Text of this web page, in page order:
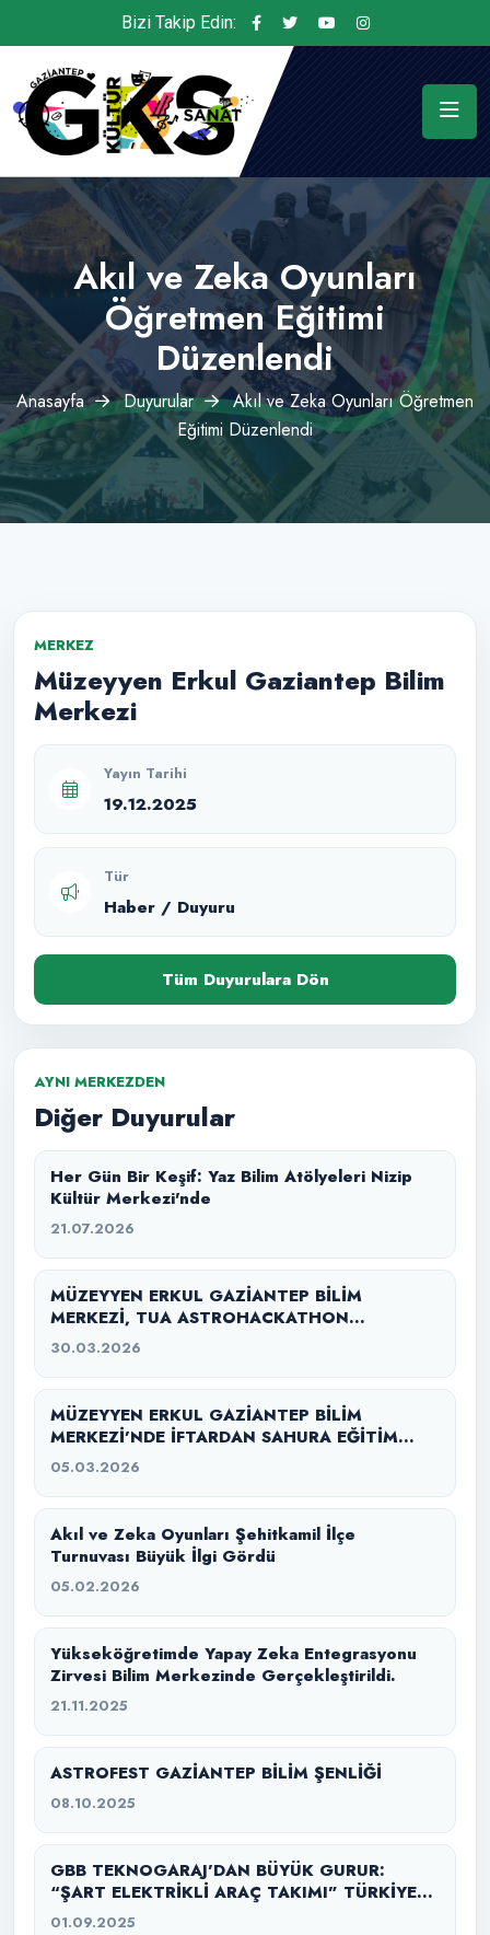
Bizi Takip Edin:
Akıl ve Zeka Oyunları
Öğretmen Eğitimi
Düzenlendi
Anasayfa Duyurular
Akıl ve Zeka Oyunları Öğretmen
Eğitimi Düzenlendi
MERKEZ
Müzeyyen Erkul Gaziantep Bilim
Merkezi
Yayın Tarihi
19.12.2025
Tür
Haber / Duyuru
Tüm Duyurulara Dön
AYNI MERKEZDEN
Diğer Duyurular
Her Gün Bir Keşif: Yaz Bilim Atölyeleri Nizip
Kültür Merkezi'nde
21.07.2026
MÜZEYYEN ERKUL GAZİANTEP BİLİM
MERKEZİ, TUA ASTROHACKATHON
GAZİANTEP 2026’YA EV SAHİPLİĞİ YAPTI
30.03.2026
MÜZEYYEN ERKUL GAZİANTEP BİLİM
MERKEZİ’NDE İFTARDAN SAHURA EĞİTİM
SEFERBERLİĞİ
05.03.2026
Akıl ve Zeka Oyunları Şehitkamil İlçe
Turnuvası Büyük İlgi Gördü
05.02.2026
Yükseköğretimde Yapay Zeka Entegrasyonu
Zirvesi Bilim Merkezinde Gerçekleştirildi.
21.11.2025
ASTROFEST GAZİANTEP BİLİM ŞENLİĞİ
08.10.2025
GBB TEKNOGARAJ’DAN BÜYÜK GURUR:
“ŞART ELEKTRİKLİ ARAÇ TAKIMI” TÜRKİYE
ŞAMPİYONU
01.09.2025